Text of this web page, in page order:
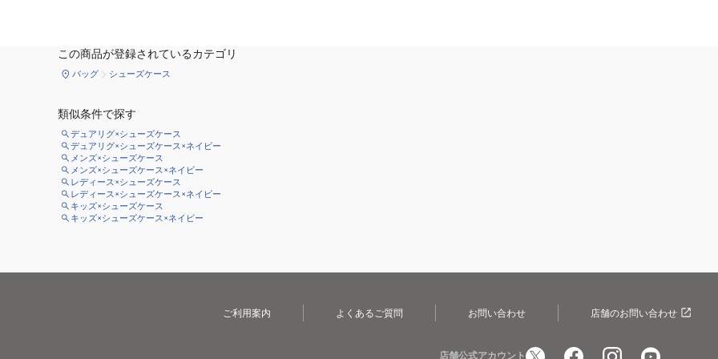
この商品が登録されているカテゴリ
バッグ シューズケース
類似条件で探す
デュアリグ×シューズケース
デュアリグ×シューズケース×ネイビー
メンズ×シューズケース
メンズ×シューズケース×ネイビー
レディース×シューズケース
レディース×シューズケース×ネイビー
キッズ×シューズケース
キッズ×シューズケース×ネイビー
ご利用案内 よくあるご質問 お問い合わせ 店舗のお問い合わせ
店舗公式アカウント